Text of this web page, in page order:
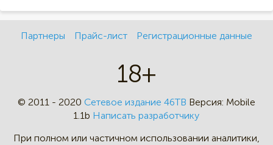
Партнеры Прайс-лист Регистрационные данные
18+
© 2011 - 2020 Сетевое издание 46ТВ Версия: Mobile
1.1b Написать разработчику
При полном или частичном использовании аналитики,